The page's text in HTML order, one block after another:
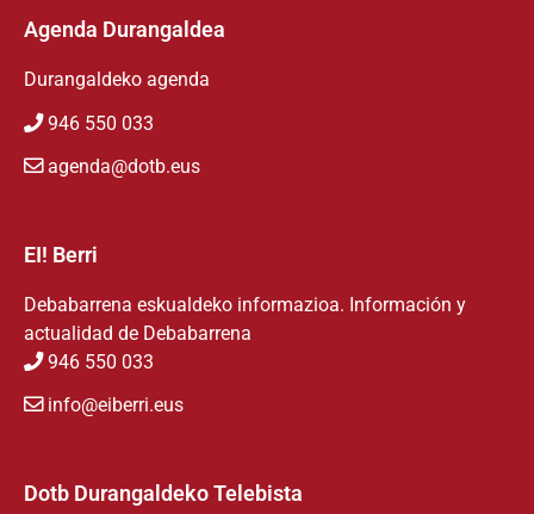
Agenda Durangaldea
Durangaldeko agenda
946 550 033
agenda@dotb.eus
EI! Berri
Debabarrena eskualdeko informazioa. Información y
actualidad de Debabarrena
946 550 033
info@eiberri.eus
Dotb Durangaldeko Telebista